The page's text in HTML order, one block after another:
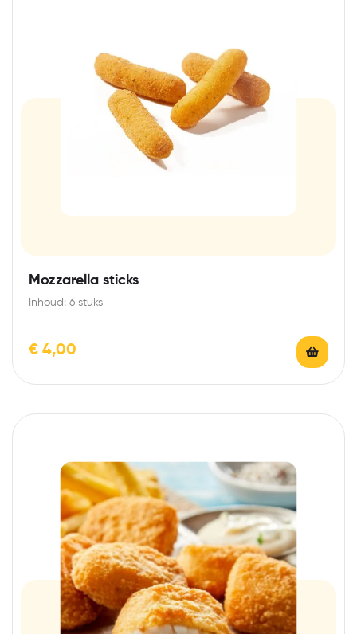
Mozzarella sticks
Inhoud: 6 stuks
€ 4,00